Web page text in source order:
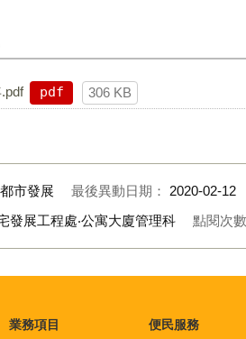
pdf 306 KB
市發展 最後異動日期： 2020-02-12
發展工程處‧公寓大廈管理科 點閱次
業務項目 便民服務